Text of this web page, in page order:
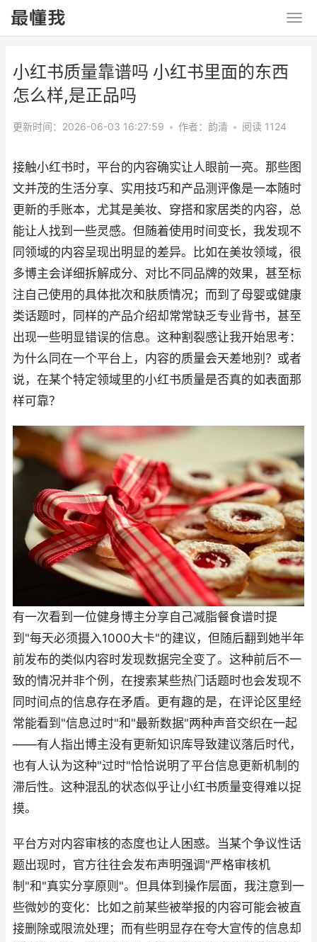
小红书质量靠谱吗 小红书里面的东西
怎么样,是正品吗
更新时间：2026-06-03 16:27:59 • 作者：韵清 • 阅读 1124
接触小红书时，平台的内容确实让人眼前一亮。那些图
文并茂的生活分享、实用技巧和产品测评像是一本随时
更新的手账本，尤其是美妆、穿搭和家居类的内容，总
能让人找到一些灵感。但随着使用时间变长，我发现不
同领域的内容呈现出明显的差异。比如在美妆领域，很
多博主会详细拆解成分、对比不同品牌的效果，甚至标
注自己使用的具体批次和肤质情况；而到了母婴或健康
类话题时，同样的产品介绍却常常缺乏专业背书，甚至
出现一些明显错误的信息。这种割裂感让我开始思考：
为什么同在一个平台上，内容的质量会天差地别？或者
说，在某个特定领域里的小红书质量是否真的如表面那
样可靠？
有一次看到一位健身博主分享自己减脂餐食谱时提
到"每天必须摄入1000大卡"的建议，但随后翻到她半年
前发布的类似内容时发现数据完全变了。这种前后不一
致的情况并非个例，在搜索某些热门话题时也会发现不
同时间点的信息存在矛盾。更有趣的是，在评论区里经
常能看到"信息过时"和"最新数据"两种声音交织在一起
——有人指出博主没有更新知识库导致建议落后时代，
也有人认为这种"过时"恰恰说明了平台信息更新机制的
滞后性。这种混乱的状态似乎让小红书质量变得难以捉
摸。
平台方对内容审核的态度也让人困惑。当某个争议性话
题出现时，官方往往会发布声明强调"严格审核机
制"和"真实分享原则"。但具体到操作层面，我注意到一
些微妙的变化：比如之前某些被举报的内容可能会被直
接删除或限流处理；而有些明显存在夸大宣传的信息却